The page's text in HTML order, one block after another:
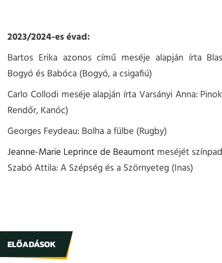
2023/2024-es évad:
Bartos Erika azonos című meséje alapján írta
Bogyó és Babóca (Bogyó, a csigafiú)
Carlo Collodi meséje alapján írta Varsányi Anna:
Rendőr, Kanóc)
Georges Feydeau: Bolha a fülbe (Rugby)
Jeanne-Marie Leprince de Beaumontmeséjét
Szabó Attila: A Szépség és a Szörnyeteg (Inas)
ELŐADÁSOK